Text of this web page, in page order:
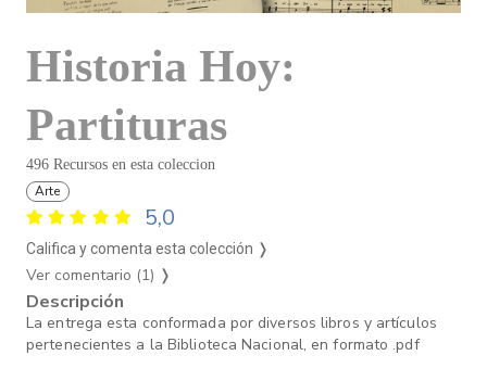
Historia Hoy:
Partituras
496 Recursos en esta coleccion
Arte
5,0
Califica y comenta esta colección ❭
Ver comentario (1) ❭
Descripción
La entrega esta conformada por diversos libros y artículos
pertenecientes a la Biblioteca Nacional, en formato .pdf